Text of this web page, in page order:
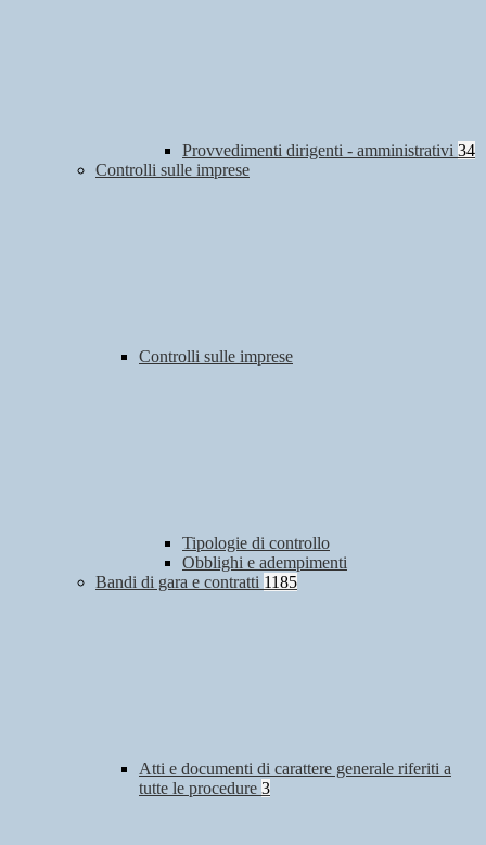
Provvedimenti dirigenti - amministrativi 34
Controlli sulle imprese
Controlli sulle imprese
Tipologie di controllo
Obblighi e adempimenti
Bandi di gara e contratti 1185
Atti e documenti di carattere generale riferiti a
tutte le procedure 3